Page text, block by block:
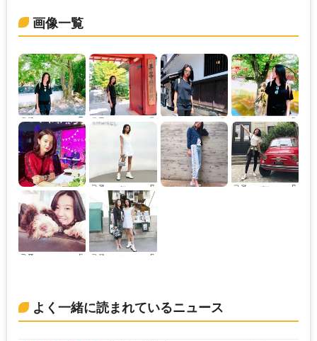
画像一覧
よく一緒に読まれているニュース